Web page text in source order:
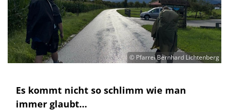
© Pfarrei Bernhard Lichtenberg
Es kommt nicht so schlimm wie man
immer glaubt…